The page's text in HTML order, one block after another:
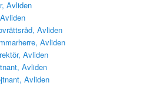
Avliden
Avliden
Avliden
Avliden
Avliden
Avliden